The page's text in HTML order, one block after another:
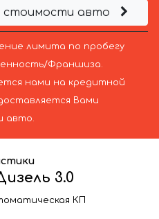
стоимости авто
лимита по пробегу
Франшиза.
нами на кредитной
Вами
авто.
3.0
КП